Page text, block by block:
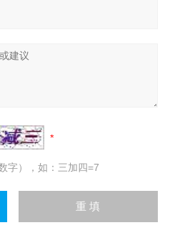
字），如：三加四=7